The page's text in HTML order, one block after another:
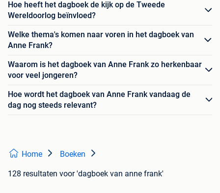
Hoe heeft het dagboek de kijk op de Tweede
Wereldoorlog beïnvloed?
Welke thema's komen naar voren in het dagboek van
Anne Frank?
Waarom is het dagboek van Anne Frank zo herkenbaar
voor veel jongeren?
Hoe wordt het dagboek van Anne Frank vandaag de
dag nog steeds relevant?
Home Boeken
128 resultaten voor 'dagboek van anne frank'